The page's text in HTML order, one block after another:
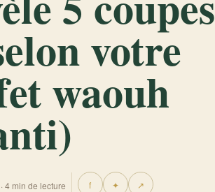
votre
waouh
4 min de lecture f ✦ ↗